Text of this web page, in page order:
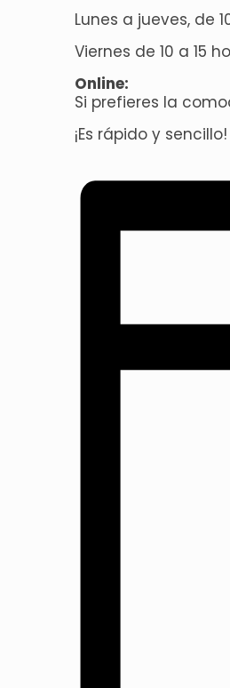
Lunes a jueves, de
Viernes de 10 a 15
Online:
Si prefieres la
¡Es rápido y sencillo!